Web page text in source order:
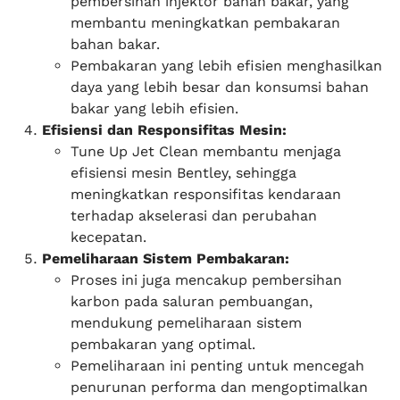
membantu meningkatkan pembakaran
bahan bakar.
Pembakaran yang lebih efisien menghasilkan
daya yang lebih besar dan konsumsi bahan
bakar yang lebih efisien.
Efisiensi dan Responsifitas Mesin:
Tune Up Jet Clean membantu menjaga
efisiensi mesin Bentley, sehingga
meningkatkan responsifitas kendaraan
terhadap akselerasi dan perubahan
kecepatan.
Pemeliharaan Sistem Pembakaran:
Proses ini juga mencakup pembersihan
karbon pada saluran pembuangan,
mendukung pemeliharaan sistem
pembakaran yang optimal.
Pemeliharaan ini penting untuk mencegah
penurunan performa dan mengoptimalkan